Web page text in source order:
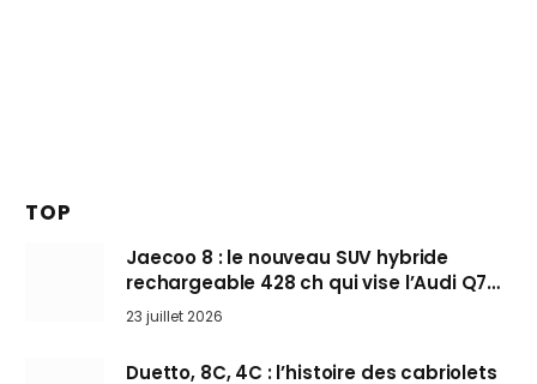
TOP
Jaecoo 8 : le nouveau SUV hybride
rechargeable 428 ch qui vise l’Audi Q7
arrive en Europe cet automne
23 juillet 2026
Duetto, 8C, 4C : l’histoire des cabriolets